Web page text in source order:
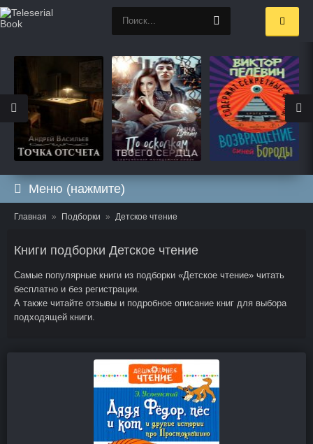
Меню (нажмите)
Главная Подборки Детское чтение
Книги подборки Детское чтение
Самые популярные книги из подборки «Детское чтение» читать
бесплатно и без регистрации.
А также читайте отзывы и подробное описание книг для выбора
подходящей книги.